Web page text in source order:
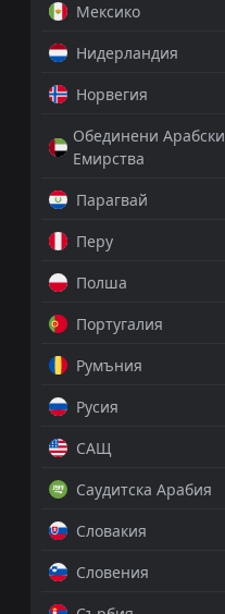
Мексико
Нидерландия
Норвегия
Обединени Арабски
Емирства
Парагвай
Перу
Полша
Португалия
Румъния
Русия
САЩ
Саудитска Арабия
Словакия
Словения